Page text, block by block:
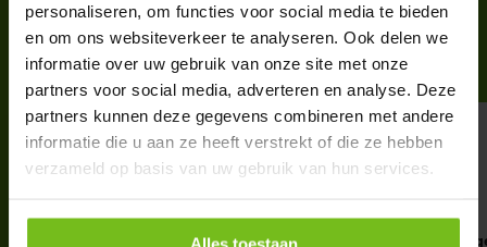
personaliseren, om functies voor social media te bieden
en om ons websiteverkeer te analyseren. Ook delen we
informatie over uw gebruik van onze site met onze
partners voor social media, adverteren en analyse. Deze
partners kunnen deze gegevens combineren met andere
informatie die u aan ze heeft verstrekt of die ze hebben
verzameld op basis van uw gebruik van hun services.
Alles toestaan
ACCESSOIRES
Complete your purchase
EXIT Scala Aluminium Goal Peinture de